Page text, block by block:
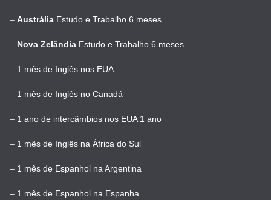
– Austrália Estudo e Trabalho 6 meses
– Nova Zelândia Estudo e Trabalho 6 meses
– 1 mês de Inglês nos EUA
– 1 mês de Inglês no Canadá
– 1 ano de intercâmbios nos EUA 1 ano
– 1 mês de Inglês na África do Sul
– 1 mês de Espanhol na Argentina
– 1 mês de Espanhol na Espanha